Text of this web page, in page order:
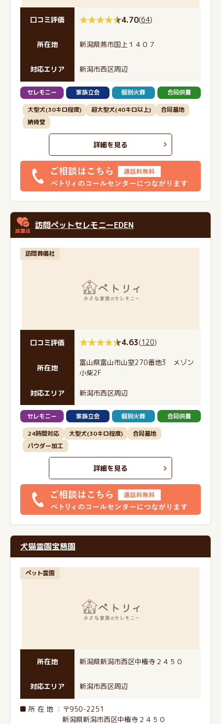
口コミ評価 4.70(64)
所在地 新潟県燕市国上１４０７
対応エリア 新潟市西区周辺
セレモニー 家族立会 個別火葬 合同供養
大型犬(30キロ程度) 超大型犬(40キロ以上)
合同墓地
納骨堂
詳細を見る
訪問ペットセレモニーEDEN
訪問葬儀社
口コミ評価 4.63(120)
所在地
富山県富山市山室270番地3 メゾン
小柴2F
対応エリア 新潟市西区周辺
セレモニー 家族立会 個別火葬 合同供養
24時間対応 大型犬(30キロ程度)
合同墓地
パウダー加工
詳細を見る
犬猫霊園宝慈園
ペット霊園
所在地 新潟県新潟市西区中権寺２４５０
対応エリア 新潟市西区周辺
所在地 ：〒950-2251
新潟県新潟市西区中権寺２４５０